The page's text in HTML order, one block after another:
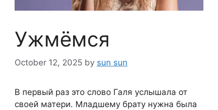
Ужмёмся
October 12, 2025 by sun sun
В первый раз это слово Галя услышала от
своей матери. Младшему брату нужна была